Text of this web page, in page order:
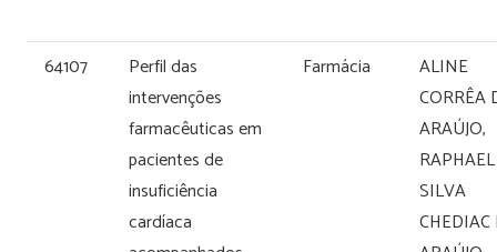
64107
Perfil das
intervenções
farmacêuticas em
pacientes de
insuficiência
cardíaca
Farmácia
ALINE
CORRÊA
ARAÚJO,
RAPHAEL
SILVA
CHEDIAC